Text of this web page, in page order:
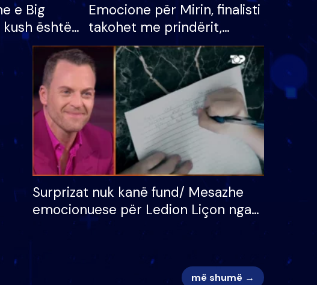
e Big
është
lë shtëpinë
për
e madh
Emocione për Mirin, finalisti
takohet me prindërit,
vajzën dhe bashkëshorten:
S’kemi ndonjë letër divorci
apo jo?
Surprizat nuk kanë fund/ Mesazhe
emocionuese për Ledion Liçon nga
nëna dhe fëmijët e tij, moderatori
më shumë →